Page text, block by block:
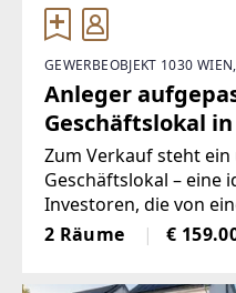
GEWERBEOBJEKT 1030
Anleger
Geschäftslokal
Zum Verkauf steht
Geschäftslokal – eine
Investoren, die von
Wertsteigerung
der Immobilie:✔
2 Räume €